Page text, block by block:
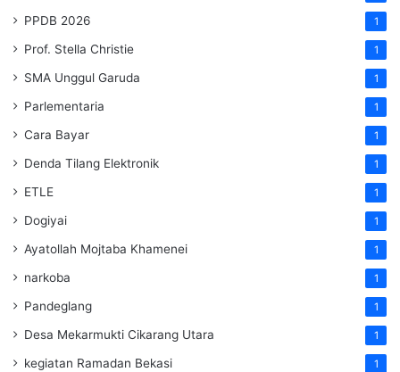
PPDB 2026 1
Prof. Stella Christie 1
SMA Unggul Garuda 1
Parlementaria 1
Cara Bayar 1
Denda Tilang Elektronik 1
ETLE 1
Dogiyai 1
Ayatollah Mojtaba Khamenei 1
narkoba 1
Pandeglang 1
Desa Mekarmukti Cikarang Utara 1
kegiatan Ramadan Bekasi 1